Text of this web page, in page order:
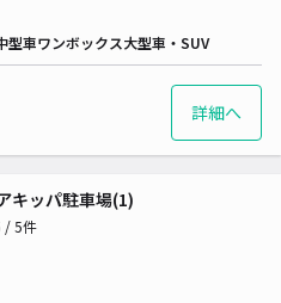
型車ワンボックス大型車・SUV
詳細へ
キッパ駐車場(1)
/ 5件